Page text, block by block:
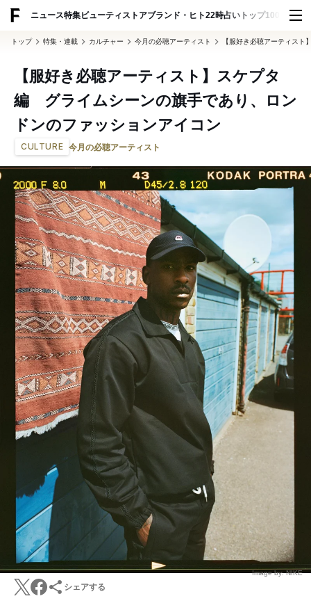
ニュース特集ビューティ ストアブランド・ヒト22時占い トップ100 スナッ
トップ 特集・連載 カルチャー 今月の必聴アーティスト 【服好き必聴アーティス
【服好き必聴アーティスト】スケプタ
編 グライムシーンの旗手であり、ロン
ドンのファッションアイコン
CULTURE 今月の必聴アーティスト
Image by: NIKE
シェアする